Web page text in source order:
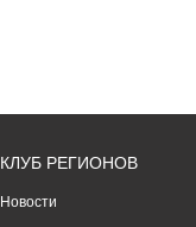
КЛУБ РЕГИОНОВ
Новости